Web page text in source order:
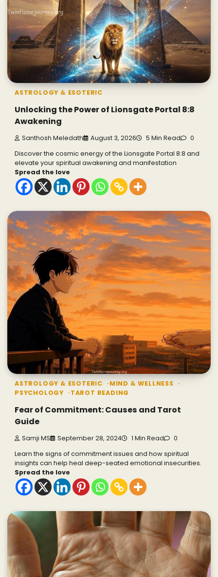
ASTROLOGY & ESOTERIC
Unlocking the Power of Lionsgate Portal 8:8
Awakening
Santhosh Meledath August 3, 2026 5 Min Read 0
Discover the cosmic energy of the Lionsgate Portal 8:8 and
elevate your spiritual awakening and manifestation
Spread the love
ASTROLOGY & ESOTERIC
MIND & WELLNESS
PSYCHOLOGY
TAROT READING
Fear of Commitment: Causes and Tarot
Guide
Samji MS September 28, 2024 1 Min Read 0
Learn the signs of commitment issues and how spiritual
insights can help heal deep-seated emotional insecurities.
Spread the love